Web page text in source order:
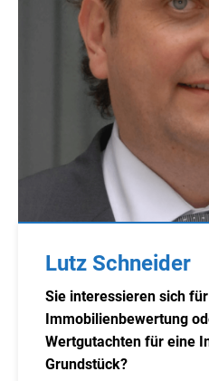
Lutz Schneider
Sie interessieren sich
Immobilienbewertung
Wertgutachten für eine
Grundstück?